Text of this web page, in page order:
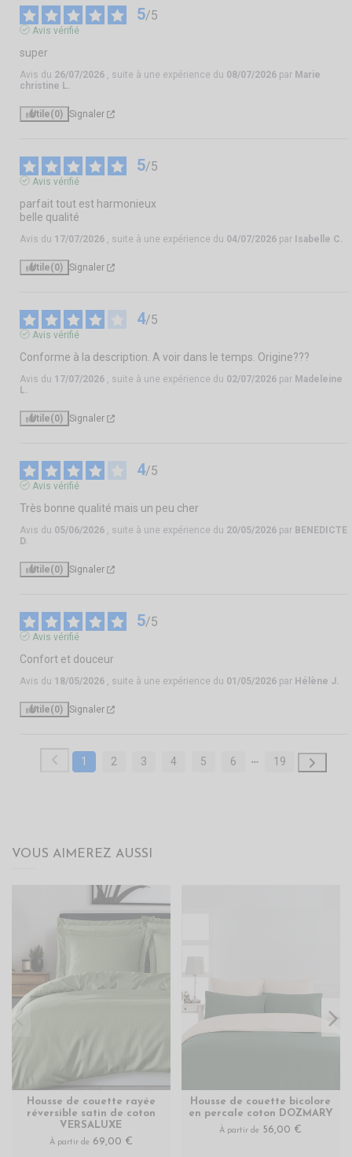
5/5
Avis vérifié
super
Avis du 26/07/2026 , suite à une expérience du 08/07/2026 par Marie
christine L.
Utile(0) Signaler
5/5
Avis vérifié
parfait tout est harmonieux
belle qualité
Avis du 17/07/2026 , suite à une expérience du 04/07/2026 par Isabelle C.
Utile(0) Signaler
4/5
Avis vérifié
Conforme à la description. A voir dans le temps. Origine???
Avis du 17/07/2026 , suite à une expérience du 02/07/2026 par Madeleine
L.
Utile(0) Signaler
4/5
Avis vérifié
Très bonne qualité mais un peu cher
Avis du 05/06/2026 , suite à une expérience du 20/05/2026 par BENEDICTE
D.
Utile(0) Signaler
5/5
Avis vérifié
Confort et douceur
Avis du 18/05/2026 , suite à une expérience du 01/05/2026 par Hélène J.
Utile(0) Signaler
1 2 3 4 5 6 19
VOUS AIMEREZ AUSSI
Housse de couette rayée
réversible satin de coton
VERSALUXE
À partir de69,00 €
Housse de couette bicolore
en percale coton DOZMARY
À partir de 56,00 €